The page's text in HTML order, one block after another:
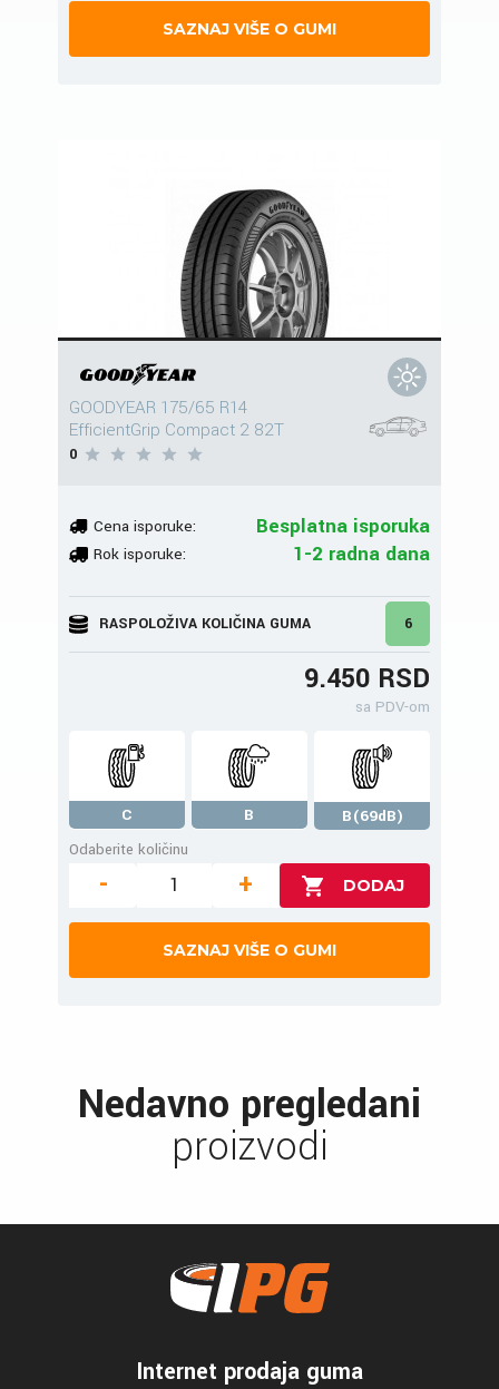
SAZNAJ VIŠE O GUMI
GOODYEAR 175/65 R14
EfficientGrip Compact 2 82T
0
Cena isporuke: Besplatna isporuka
Rok isporuke: 1-2 radna dana
RASPOLOŽIVA KOLIČINA GUMA 6
9.450 RSD
sa PDV-om
C B
B(69dB)
Odaberite količinu
- +
SAZNAJ VIŠE O GUMI
Nedavno pregledani
proizvodi
Internet prodaja guma